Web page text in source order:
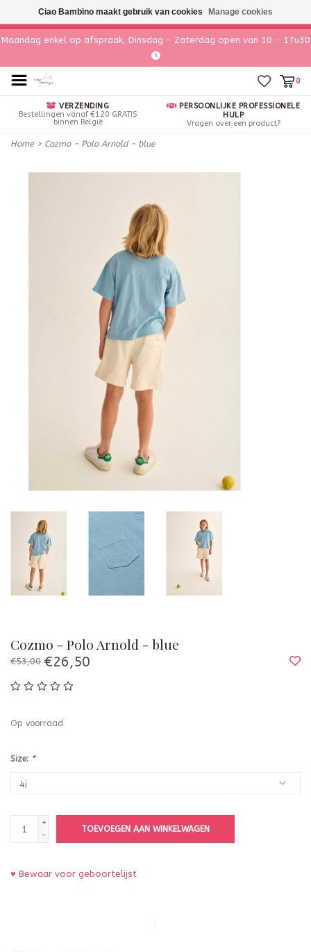
Maandag enkel op afspraak, Dinsdag - Zaterdag open van 10 - 17u30
0
VERZENDING
Bestellingen vanaf €120 GRATIS
binnen België
PERSOONLIJKE PROFESSIONELE
HULP
Vragen over een product?
Home > Cozmo - Polo Arnold - blue
Cozmo - Polo Arnold - blue
€53,00 €26,50
Op voorraad
Size: *
+
-
TOEVOEGEN AAN WINKELWAGEN
♥ Bewaar voor geboortelijst
Ciao Bambino maakt gebruik van cookies Manage cookies